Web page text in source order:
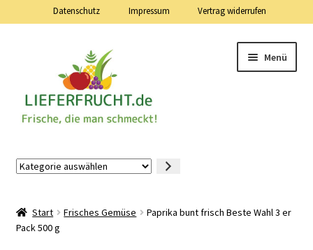
Datenschutz Impressum Vertrag widerrufen
Menü
Warenkorb
Kategorie
Start Frisches Gemüse
Paprika bunt frisch Beste Wahl 3 er
Pack 500 g